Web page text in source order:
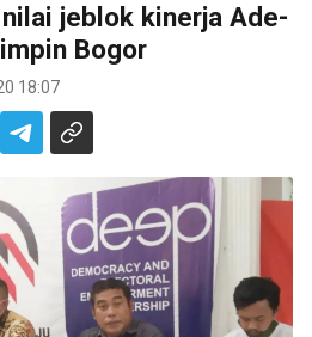
nilai jeblok kinerja Ade-
Bogor
18:07